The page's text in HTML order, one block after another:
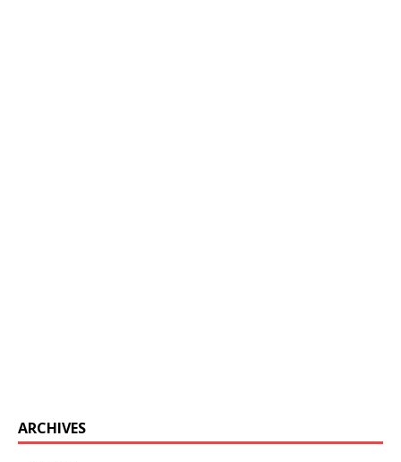
ARCHIVES